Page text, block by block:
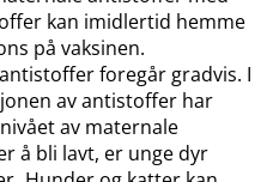
kan imidlertid hemme
på vaksinen.
foregår gradvis. I
av antistoffer har
av maternale
å bli lavt, er unge dyr